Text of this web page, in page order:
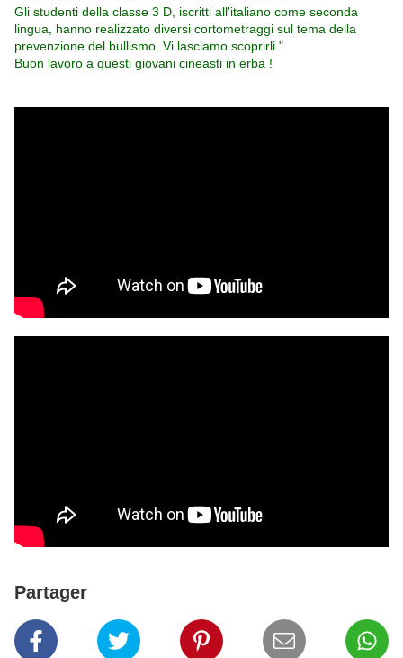
Gli studenti della classe 3 D, iscritti all'italiano come seconda
lingua, hanno realizzato diversi cortometraggi sul tema della
prevenzione del bullismo. Vi lasciamo scoprirli."
Buon lavoro a questi giovani cineasti in erba !
Partager